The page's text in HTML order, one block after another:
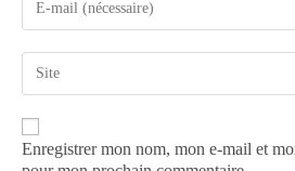
Enregistrer mon nom, mon e-mail et